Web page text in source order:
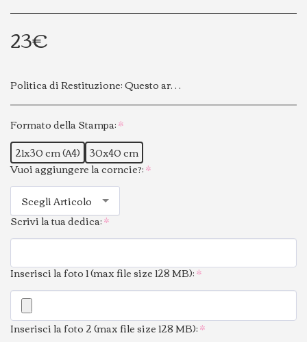
23€
Politica di Restituzione:Questo articolo personalizzato viene realizzato su richiesta specifica del cliente e contiene dati personali confermati al momento dell’acquisto. Per questo motivo, non è possibile effettuare cambi o resi.
Formato della Stampa:*
21x30 cm (A4) 30x40 cm
Vuoi aggiungere la corncie?:*
Scegli Articolo
Scrivi la tua dedica:*
Inserisci la foto 1 (max file size 128 MB):*
Inserisci la foto 2 (max file size 128 MB):*